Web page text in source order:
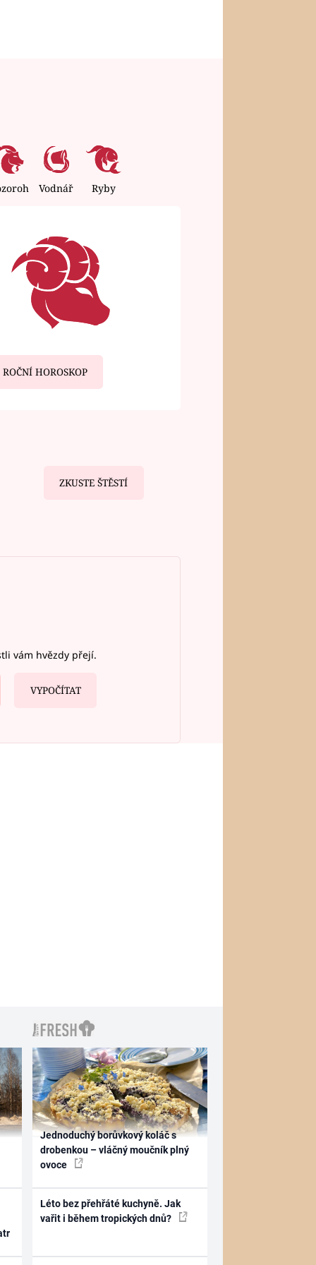
Vodnář Ryby
ROČNÍ HOROSKOP
ZKUSTE ŠTĚSTÍ
vám hvězdy přejí.
VYPOČÍTAT
Jednoduchý borůvkový koláč s
drobenkou – vláčný moučník plný
ovoce
Léto bez přehřáté kuchyně. Jak
vařit i během tropických dnů?